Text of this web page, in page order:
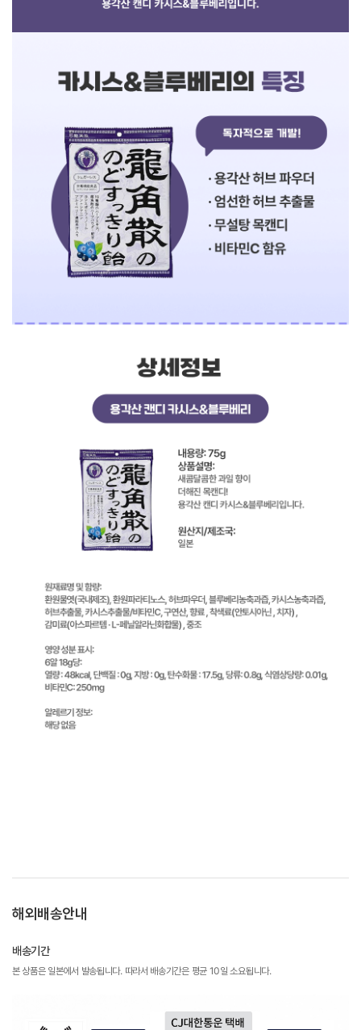
해외배송안내
배송기간
본 상품은 일본에서 발송됩니다. 따라서 배송기간은 평균 10일 소요됩니다.